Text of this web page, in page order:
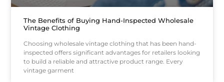
The Benefits of Buying Hand-Inspected Wholesale
Vintage Clothing
Choosing wholesale vintage clothing that has been hand-
inspected offers significant advantages for retailers looking
to build a reliable and attractive product range. Every
vintage garment